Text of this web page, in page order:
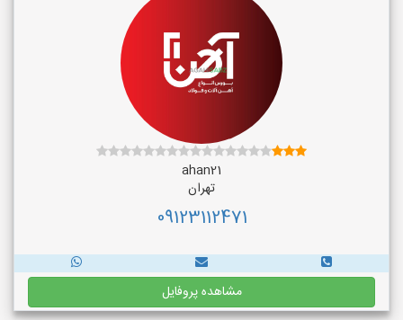
ahan21
تهران
09123112471
مشاهده پروفایل